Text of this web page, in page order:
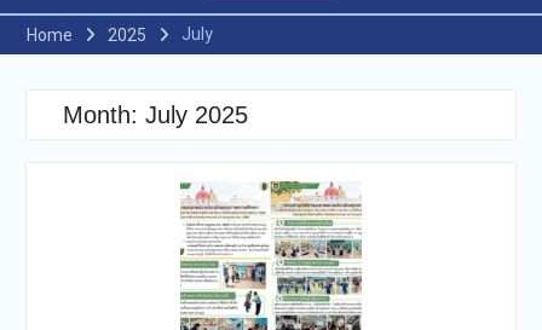
ประเมินคุณภาพการศึกษา
ภายในโรงเรียนตามเกณฑ์
การศึกษา 2569 ของกลุ่ม
Home 2025 July
Month: July 2025